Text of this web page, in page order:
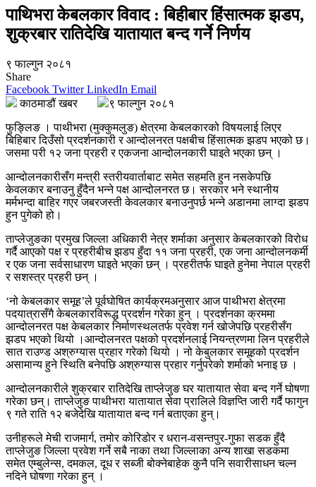
पाथिभरा केबलकार विवाद : बिहीबार हिंसात्मक झडप,
शुक्रबार रातिदेखि यातायात बन्द गर्ने निर्णय
९ फाल्गुन २०८१
Share
Facebook Twitter LinkedIn Email
काठमाडौं खबर
९ फाल्गुन २०८१
फुङ्लिङ । पाथीभरा (मुक्कुमलुङ) क्षेत्रमा केबलकारको विषयलाई लिएर
बिहिबार दिउँसो प्रदर्शनकारी र आन्दोलनरत पक्षबीच हिंसात्मक झडप भएको छ।
जसमा परी १२ जना प्रहरी र एकजना आन्दोलनकारी घाइते भएका छन् ।
आन्दोलनकारीसँग मन्त्री स्तरीयवार्ताबाट समेत सहमति हुन नसकेपछि
केवलकार बनाउनु हुँदैन भन्ने पक्ष आन्दोलनरत छ। सरकार भने स्थानीय
मर्मभन्दा बाहिर गएर जबरजस्ती केवलकार बनाउनुपर्छ भन्ने अडानमा लाग्दा झडप
हुन पुगेको हो।
ताप्लेजुङका प्रमुख जिल्ला अधिकारी नेत्र शर्माका अनुसार केबलकारको विरोध
गर्दै आएको पक्ष र प्रहरीबीच झडप हुँदा ११ जना प्रहरी, एक जना आन्दोलनकर्मी
र एक जना सर्वसाधारण घाइते भएका छन् । प्रहरीतर्फ घाइते हुनेमा नेपाल प्रहरी
र सशस्त्र प्रहरी छन् ।
‘नो केबलकार समूह’ले पूर्वघोषित कार्यक्रमअनुसार आज पाथीभरा क्षेत्रमा
पदयात्रासँगै केबलकारविरूद्ध प्रदर्शन गरेका हुन् । प्रदर्शनका क्रममा
आन्दोलनरत पक्ष केबलकार निर्माणस्थलतर्फ प्रवेश गर्न खोजेपछि प्रहरीसँग
झडप भएको थियो ।आन्दोलनरत पक्षको प्रदर्शनलाई नियन्त्रणमा लिन प्रहरीले
सात राउण्ड अश्रुग्यास प्रहार गरेको थियो । नो केबुलकार समूहको प्रदर्शन
असामान्य हुने स्थिति बनेपछि अश्रुग्यास प्रहार गर्नुपरेको शर्माको भनाइ छ ।
आन्दोलनकारीले शुक्रबार रातिदेखि ताप्लेजुङ घर यातायात सेवा बन्द गर्ने घोषणा
गरेका छन्। ताप्लेजुङ पाथीभरा यातायात सेवा प्रालिले विज्ञप्ति जारी गर्दै फागुन
९ गते राति १२ बजेदेखि यातायात बन्द गर्न बताएका हुन्।
उनीहरूले मेची राजमार्ग, तमोर कोरिडोर र धरान-वसन्तपुर-गुफा सडक हुँदै
ताप्लेजुङ जिल्ला प्रवेश गर्ने सबै नाका तथा जिल्लाका अन्य शाखा सडकमा
समेत एम्बुलेन्स, दमकल, दूध र सब्जी बोक्नेबाहेक कुनै पनि सवारीसाधन चल्न
नदिने घोषणा गरेका हुन् ।